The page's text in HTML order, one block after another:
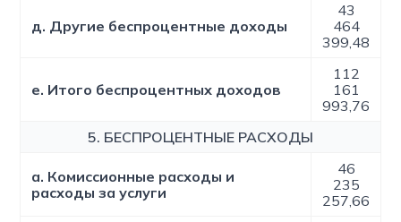
д. Другие беспроцентные доходы
43
464
399,48
е. Итого беспроцентных доходов
112
161
993,76
5. БЕСПРОЦЕНТНЫЕ РАСХОДЫ
а. Комиссионные расходы и
расходы за услуги
46
235
257,66